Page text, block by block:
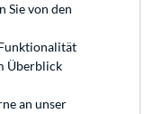
Sie von den
Überblick
an unser